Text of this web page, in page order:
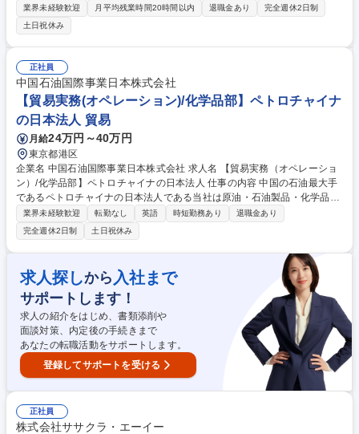
植されるまでのプロセスを一貫して管理・サポートする社会的意義の大き
な業務です。【詳細】 ■ドナーおよび患者様の移植実施 に向けた日程調
整・進捗管理 ■医療機関や関係各所との連絡・調整業務（電話・メール
等）■各種申請書類の作成、専用システムへのデータ入力、集計作業等
【仕事の魅力】■あなたの「調整業務」が、病気と闘う患者様の「生きる
チャンス」に直結します ■営業事務やCSで培った「段取り力」が、人命救
助の架け橋となる誇りを持てます ■残業は月5時間程。高い貢献性を感じ
ながら、自身の生活も大切にできる環境です 募集職種 【一般事務】～患
者の命を救う～コーディネート担当/月残業約5h/WLB充実◎
業界未経験歓迎 月平均残業時間20時間以内 退職金あり
完全週休2日制
土日祝休み
正社員
中国石油国際事業日本株式会社
【貿易実務(オペレーション)/化学品部】ペトロチャイナ
の日本法人 貿易
月給24万円～40万円
東京都港区
企業名 中国石油国際事業日本株式会社 求人名 【貿易実務（オペレーショ
ン）/化学品部】ペトロチャイナの日本法人 仕事の内容 中国の石油最大手
であるペトロチャイナの日本法人である当社は原油・石油製品・化学品・
LNG等の国際貿易を行っており、そんな当社の化学品部にて、オペレーシ
ョン（貿易）に関連する業務をお任せいたします。 ≪業務詳細≫■日韓の
取引先との化学品の販売および調達、新規ビジネス開発にまつわるオペレ
ーション（貿易）業務。 ≪補足情報≫日本支社は日本と韓国をテリトリー
としています。中国本社、シンガポール支社、中国国内支社等と連携して
販売、調達を展開しています。 募集職種 【貿易実務（オペレーション）/
化学品部】ペトロチャイナの日本法人
業界未経験歓迎 転勤なし 英語 時短勤務あり
退職金あり
完全週休2日制
土日祝休み
求人探しから 入社まで
サポートします！
求人の紹介をはじめ、書類添削や
面談対策、内定後の手続きまで
あなたの転職活動をサポートします。
登録してサポートを受ける
正社員
株式会社ササクラ・エーイー